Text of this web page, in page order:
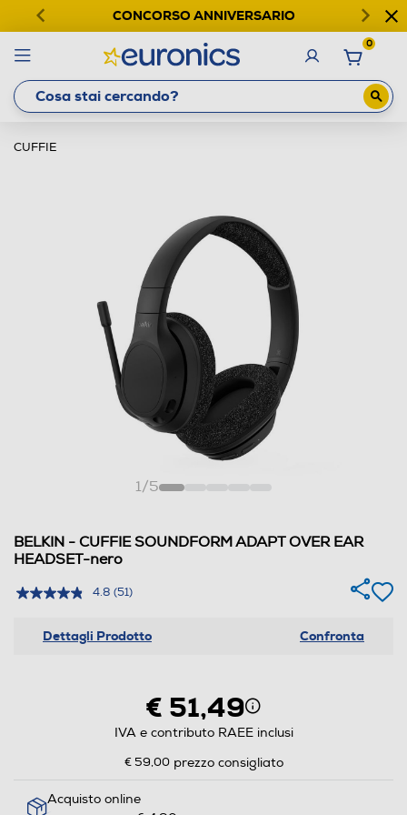
CONCORSO ANNIVERSARIO
0
CUFFIE
1/5
BELKIN - CUFFIE SOUNDFORM ADAPT OVER EAR
HEADSET-nero
4.8 (51)
Dettagli Prodotto Confronta
€ 51,49
IVA e contributo RAEE inclusi
€ 59,00 prezzo consigliato
Acquisto online